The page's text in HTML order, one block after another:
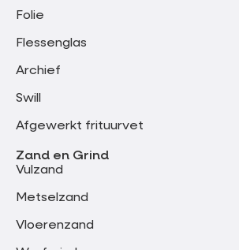
Folie
Flessenglas
Archief
Swill
Afgewerkt frituurvet
Zand en Grind
Vulzand
Metselzand
Vloerenzand